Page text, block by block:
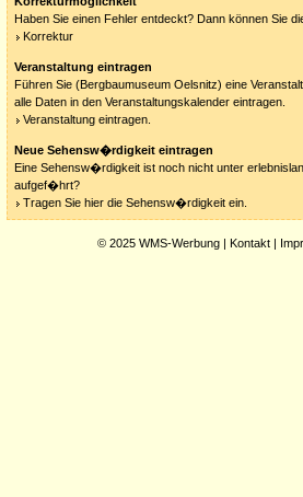
Haben Sie einen Fehler entdeckt? Dann können Sie
Korrektur
Veranstaltung eintragen
Führen Sie (Bergbaumuseum Oelsnitz) eine
alle Daten in den Veranstaltungskalender eintragen.
Veranstaltung eintragen.
Neue Sehensw�rdigkeit eintragen
Eine Sehensw�rdigkeit ist noch nicht unter
aufgef�hrt?
Tragen Sie hier die Sehensw�rdigkeit ein.
© 2025 WMS-Werbung | Kontakt |